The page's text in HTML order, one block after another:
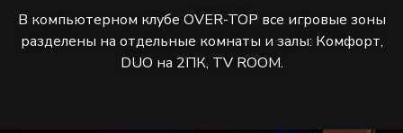
В компьютерном клубе OVER-TOP все игровые зоны
разделены на отдельные комнаты и залы: Комфорт,
DUO на 2ПК, TV ROOM.